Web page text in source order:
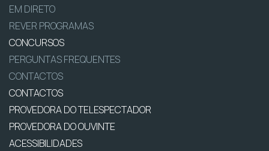
EM DIRETO
REVER PROGRAMAS
CONCURSOS
PERGUNTAS FREQUENTES
CONTACTOS
CONTACTOS
PROVEDORA DO TELESPECTADOR
PROVEDORA DO OUVINTE
ACESSIBILIDADES